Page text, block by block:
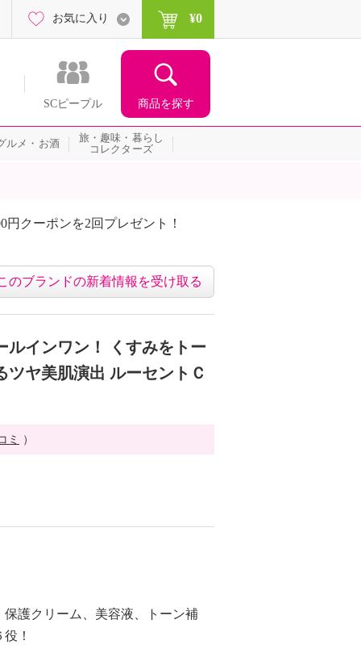
SCピープル 商品を探す
お気に入り ¥0
ルメ・お酒
旅・趣味・暮らし
コレクターズ
クーポンを2回プレゼント！
のブランドの新着情報を受け取る
ルインワン！ くすみをトー
ヤ美肌演出 ルーセントＣ
ミ ）
護クリーム、美容液、トーン補
！